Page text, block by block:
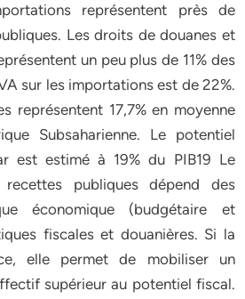
représentent près de
Les droits de douanes et
un peu plus de 11% des
sur les importations est de 22%.
représentent 17,7% en moyenne
Subsaharienne. Le potentiel
est estimé à 19% du PIB19 Le
publiques dépend des
économique (budgétaire et
fiscales et douanières. Si la
elle permet de mobiliser un
supérieur au potentiel fiscal.